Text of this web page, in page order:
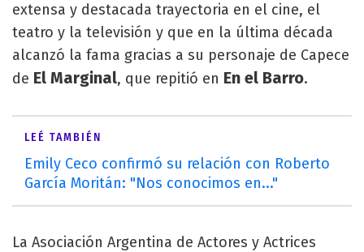
extensa y destacada trayectoria en el cine, el
teatro y la televisión y que en la última década
alcanzó la fama gracias a su personaje de Capece
de El Marginal, que repitió en En el Barro.
LEÉ TAMBIÉN
Emily Ceco confirmó su relación con Roberto
García Moritán: "Nos conocimos en..."
La Asociación Argentina de Actores y Actrices